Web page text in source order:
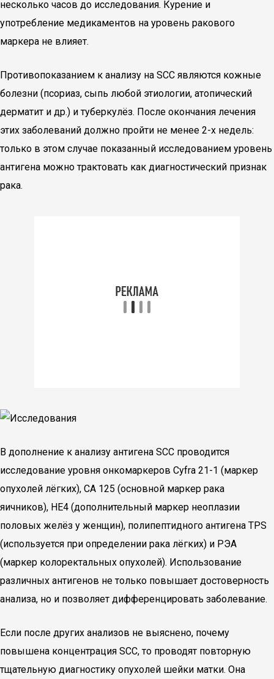
несколько часов до исследования. Курение и
употребление медикаментов на уровень ракового
маркера не влияет.
Противопоказанием к анализу на SCC являются кожные
болезни (псориаз, сыпь любой этиологии, атопический
дерматит и др.) и туберкулёз. После окончания лечения
этих заболеваний должно пройти не менее 2-х недель:
только в этом случае показанный исследованием уровень
антигена можно трактовать как диагностический признак
рака.
В дополнение к анализу антигена SCC проводится
исследование уровня онкомаркеров Cyfra 21-1 (маркер
опухолей лёгких), СА 125 (основной маркер рака
яичников), НЕ4 (дополнительный маркер неоплазии
половых желёз у женщин), полипептидного антигена TPS
(используется при определении рака лёгких) и РЭА
(маркер колоректальных опухолей). Использование
различных антигенов не только повышает достоверность
анализа, но и позволяет дифференцировать заболевание.
Если после других анализов не выяснено, почему
повышена концентрация SCC, то проводят повторную
тщательную диагностику опухолей шейки матки. Она